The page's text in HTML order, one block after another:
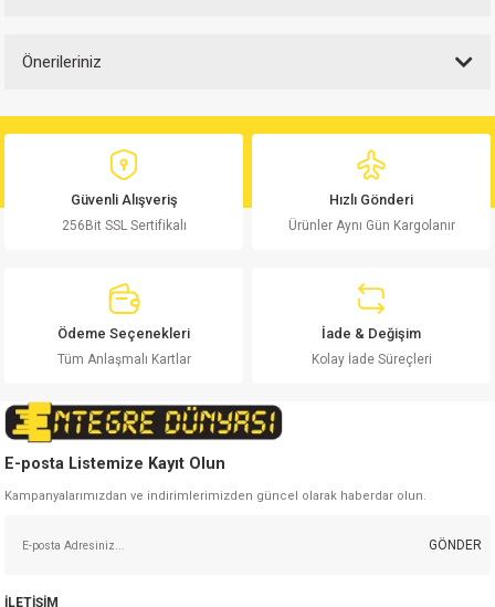
Yorum Yaz
Önerileriniz
yetersiz gördüğünüz noktaları öneri formunu kullanarak tarafımıza
Görüş ve önerileriniz için teşekkür ederiz.
Ürün resmi kalitesiz, bozuk veya görüntülenemiyor.
Ürün bilgilerinde hatalar bulunuyor.
Bu ürüne benzer farklı alternatifler olmalı.
Gönder
Güvenli Alışveriş
256Bit SSL Sertifikalı
Hızlı Gönderi
Ürünler Aynı Gün Kargolanır
Ödeme Seçenekleri
Tüm Anlaşmalı Kartlar
İade & Değişim
Kolay İade Süreçleri
E-posta Listemize Kayıt Olun
Kampanyalarımızdan ve indirimlerimizden güncel olarak haberdar olun.
GÖNDER
İLETİŞİM